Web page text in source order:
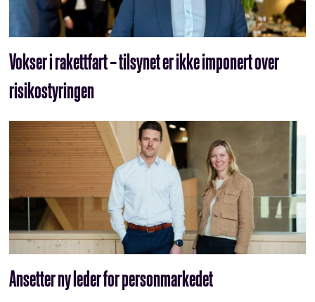
Vokser i rakettfart – tilsynet er ikke imponert over
risikostyringen
Ansetter ny leder for personmarkedet